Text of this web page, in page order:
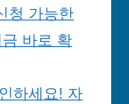
청 가능한
바로 확
하세요! 자